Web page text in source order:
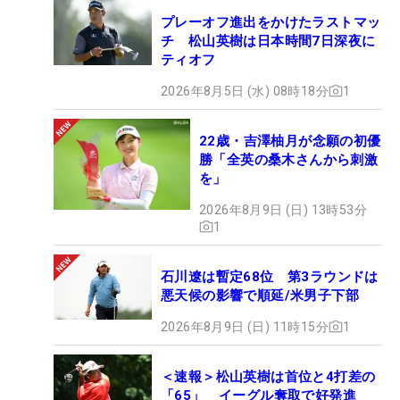
プレーオフ進出をかけたラストマッ
チ 松山英樹は日本時間7日深夜に
ティオフ
2026年8月5日 (水) 08時18分 1
22歳・吉澤柚月が念願の初優
勝「全英の桑木さんから刺激
を」
2026年8月9日 (日) 13時53分
1
石川遼は暫定68位 第3ラウンドは
悪天候の影響で順延/米男子下部
2026年8月9日 (日) 11時15分 1
＜速報＞松山英樹は首位と4打差の
「65」 イーグル奪取で好発進